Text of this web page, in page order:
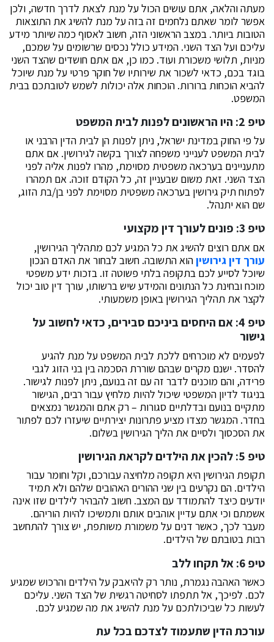
מעתה והלאה, אתם עושים הכול על מנת לצאת לדרך חדשה, ולכן
אפשר לומר שאתם נלחמים זה בזה על מנת להשיג את התוצאות
הטובות ביותר. במצב הראשוני הזה, חשוב לאסוף כמה שיותר מידע
עליכם ועל הצד השני. המידע כולל נכסים שרשומים על שמכם,
מניות, תלושי משכורת ועוד. כמו כן, אם אתם חושדים שהצד השני
בוגד בכם, כדאי לשכור את שירותיו של חוקר פרטי על מנת שיוכל
להביא הוכחות ברורות. הוכחות אלה יכולות לשמש לטובתכם בבית
המשפט.
טיפ 2: היו הראשונים לפנות לבית המשפט
על פי החוק במדינת ישראל, ניתן לפנות הן לבית הדין הרבני או
לבית המשפט לענייני משפחה לצורך בקשה לגירושין. אם אתם
מתעניינים בערכאה משפטית מסוימת, מהרו לפנות אליה לפני
הצד השני. זאת משום שבעניין זה, כל הקודם זוכה. אם תמהרו
לפתוח תיק גירושין בערכאה משפטית מסוימת לפני בן/בת הזוג,
שם הוא יתנהל.
טיפ 3: פונים לעורך דין מקצועי
אם אתם רוצים להשיג את כל המגיע לכם מתהליך הגירושין,
עורך דין גירושיןהוא התשובה. חשוב לבחור את האדם הנכון
שיוכל לסייע לכם בתקופה בלתי פשוטה זו. בזכות ידע משפטי
מוכח ובחינת כל הנתונים והמידע שיש ברשותו, עורך דין טוב יכול
לקצר את תהליך הגירושין באופן משמעותי.
טיפ 4: אם היחסים ביניכם סבירים, כדאי לחשוב על
גישור
לפעמים לא מוכרחים ללכת לבית המשפט על מנת להגיע
להסדר. ישנם מקרים שבהם שוררת הסכמה בין בני הזוג לגבי
פרידה, והם מוכנים לדבר זה עם זה בנועם, ניתן לפנות לגישור.
בניגוד לדיון המשפטי שיכול להיות מלחיץ עבור רבים, הגישור
מתקיים בנועם ובדלתיים סגורות – רק אתם והמגשר נמצאים
בחדר. המגשר מצדו מציע פתרונות יצירתיים שיעזרו לכם לפתור
את הסכסוך ולסיים את הליך הגירושין בשלום.
טיפ 5: להכין את הילדים לקראת הגירושין
תקופת הגירושין היא תקופה מלחיצה עבורכם, וקל וחומר עבור
הילדים. הם נקרעים בין שני ההורים האהובים שלהם ולא תמיד
יודעים כיצד להתמודד עם המצב. חשוב להבהיר לילדים שזו אינה
אשמתם וכי אתם עדיין אוהבים אותם ותמשיכו להיות הוריהם.
מעבר לכך, כאשר דנים על משמורת משותפת, יש צורך להתחשב
רבות בטובתם של הילדים.
טיפ 6: אל תקחו ללב
כאשר האהבה נגמרת, נותר רק להיאבק על הילדים והרכוש שמגיע
לכם. לפיכך, אל תתפתו לסחיטה רגשית של הצד השני. עליכם
לעשות כל שביכולתכם על מנת להשיג את מה שמגיע לכם.
עורכת הדין שתעמוד לצדכם בכל עת